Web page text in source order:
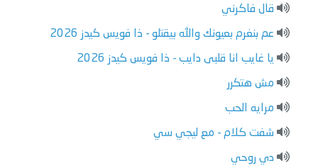
قال فاكرني
عم بنغرم بعيونك والله بيقتلو - ذا فويس كيدز 2026
يا غايب انا قلبى دايب - ذا فويس كيدز 2026
مش هتكرر
مرايه الحب
شفت كلام - مع ليجي سي
دي روحي